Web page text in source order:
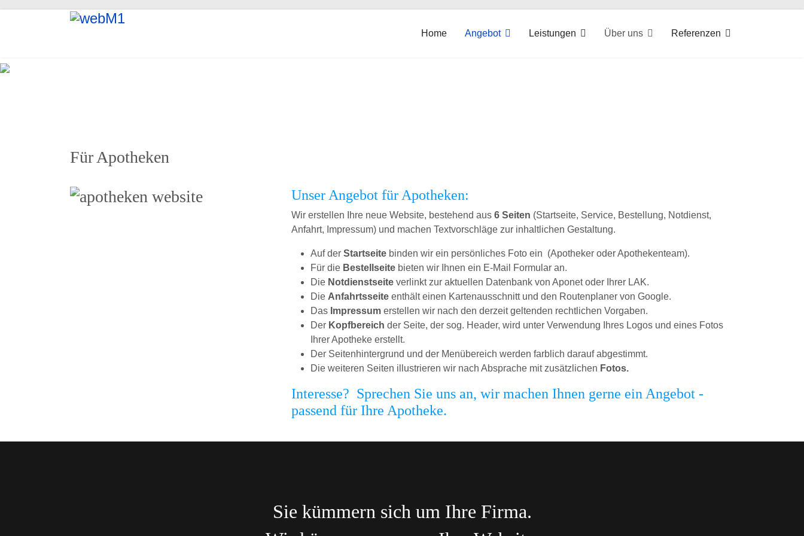
Home Angebot Leistungen Über uns Referenzen
Für Apotheken
Unser Angebot für Apotheken:
Wir erstellen Ihre neue Website, bestehend aus6 Seiten (Startseite, Service, Bestellung, Notdienst,
Anfahrt, Impressum) und machen Textvorschläge zur inhaltlichen Gestaltung.
Auf derStartseite binden wir ein persönliches Foto ein (Apotheker oder Apothekenteam).
Für die Bestellseite bieten wir Ihnen ein E-Mail Formular an.
Die Notdienstseite verlinkt zur aktuellen Datenbank von Aponet oder Ihrer LAK.
Die Anfahrtsseite enthält einen Kartenausschnitt und den Routenplaner von Google.
Das Impressum erstellen wir nach den derzeit geltenden rechtlichen Vorgaben.
Der Kopfbereich der Seite, der sog. Header, wird unter Verwendung Ihres Logos und eines Fotos
Ihrer Apotheke erstellt.
Der Seitenhintergrund und der Menübereich werden farblich darauf abgestimmt.
Die weiteren Seiten illustrieren wir nach Absprache mit zusätzlichen Fotos.
Interesse? Sprechen Sie uns an, wir machen Ihnen gerne ein Angebot -
passend für Ihre Apotheke.
Sie kümmern sich um Ihre Firma.